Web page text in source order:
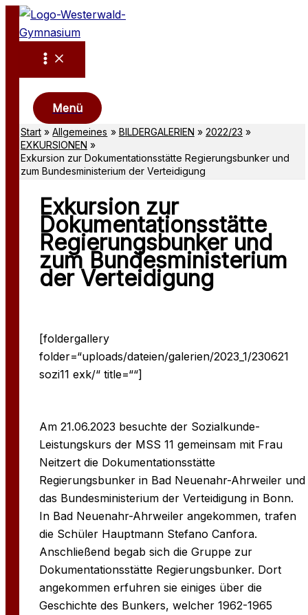
Zum
Inhalt
springen
Menü
Start Allgemeines BILDERGALERIEN
2022/23
EXKURSIONEN
Exkursion zur Dokumentationsstätte Regierungsbunker und
zum Bundesministerium der Verteidigung
Exkursion zur
Dokumentationsstätte
Regierungsbunker und
zum Bundesministerium
der Verteidigung
[foldergallery
folder=“uploads/dateien/galerien/2023_1/230621
sozi11 exk/“ title=““]
Am 21.06.2023 besuchte der Sozialkunde-
Leistungskurs der MSS 11 gemeinsam mit Frau
Neitzert die Dokumentationsstätte
Regierungsbunker in Bad Neuenahr-Ahrweiler und
das Bundesministerium der Verteidigung in Bonn.
In Bad Neuenahr-Ahrweiler angekommen, trafen
die Schüler Hauptmann Stefano Canfora.
Anschließend begab sich die Gruppe zur
Dokumentationsstätte Regierungsbunker. Dort
angekommen erfuhren sie einiges über die
Geschichte des Bunkers, welcher 1962-1965